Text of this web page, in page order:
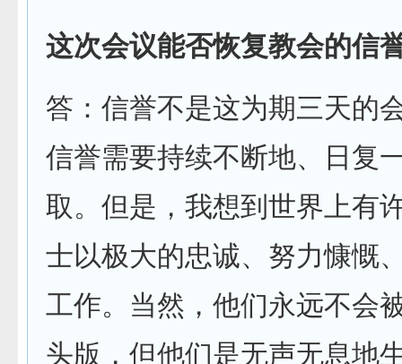
这次会议能否恢复教会的信
答：信誉不是这为期三天的
信誉需要持续不断地、日复
取。但是，我想到世界上有
士以极大的忠诚、努力慷慨
工作。当然，他们永远不会
头版，但他们是无声无息地